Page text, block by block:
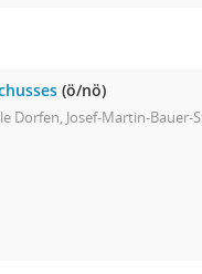
(ö/nö)
Dorfen, Josef-Martin-Bauer-